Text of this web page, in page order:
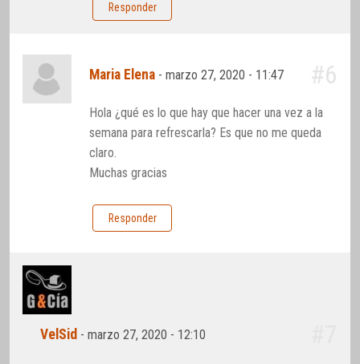
Responder
Maria Elena -marzo 27, 2020 - 11:47 #6
Hola ¿qué es lo que hay que hacer una vez a la
semana para refrescarla? Es que no me queda
claro.
Muchas gracias
Responder
VelSid -marzo 27, 2020 - 12:10